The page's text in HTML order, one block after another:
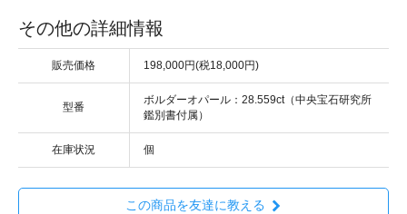
その他の詳細情報
販売価格 198,000円(税18,000円)
型番
ボルダーオパール：28.559ct（中央宝石研究所
鑑別書付属）
在庫状況 個
この商品を友達に教える